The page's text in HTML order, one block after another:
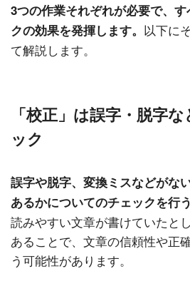
3つの作業それぞれが必要で、
クの効果を発揮します。 以下に
て解説します。
「校正」は誤字・脱字
ック
誤字や脱字、変換ミスなどがな
あるかについてのチェックを行
読みやすい文章が書けていたと
あることで、文章の信頼性や正
う可能性があります。